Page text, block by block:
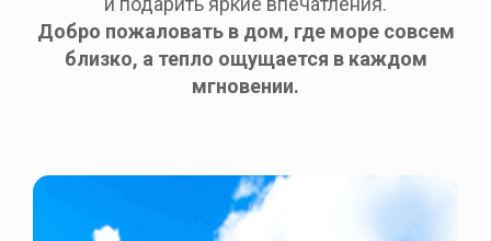
Добро пожаловать в дом, где море совсем
близко, а тепло ощущается в каждом
мгновении.